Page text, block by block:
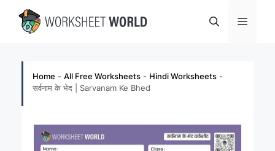
content
Menu
Home - All Free Worksheets - Hindi Worksheets -
सर्वनाम के भेद | Sarvanam Ke Bhed